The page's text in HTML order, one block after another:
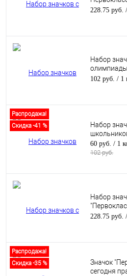
мм, 10 шт
228.75 руб.
Набор
56 мм, 5 шт
102 руб. / 1
Распродажа!
Скидка -41 %
Набор
60 руб. / 1
102 руб.
Набор
228.75 руб.
Распродажа!
Скидка -35 %
Значок
сегодня